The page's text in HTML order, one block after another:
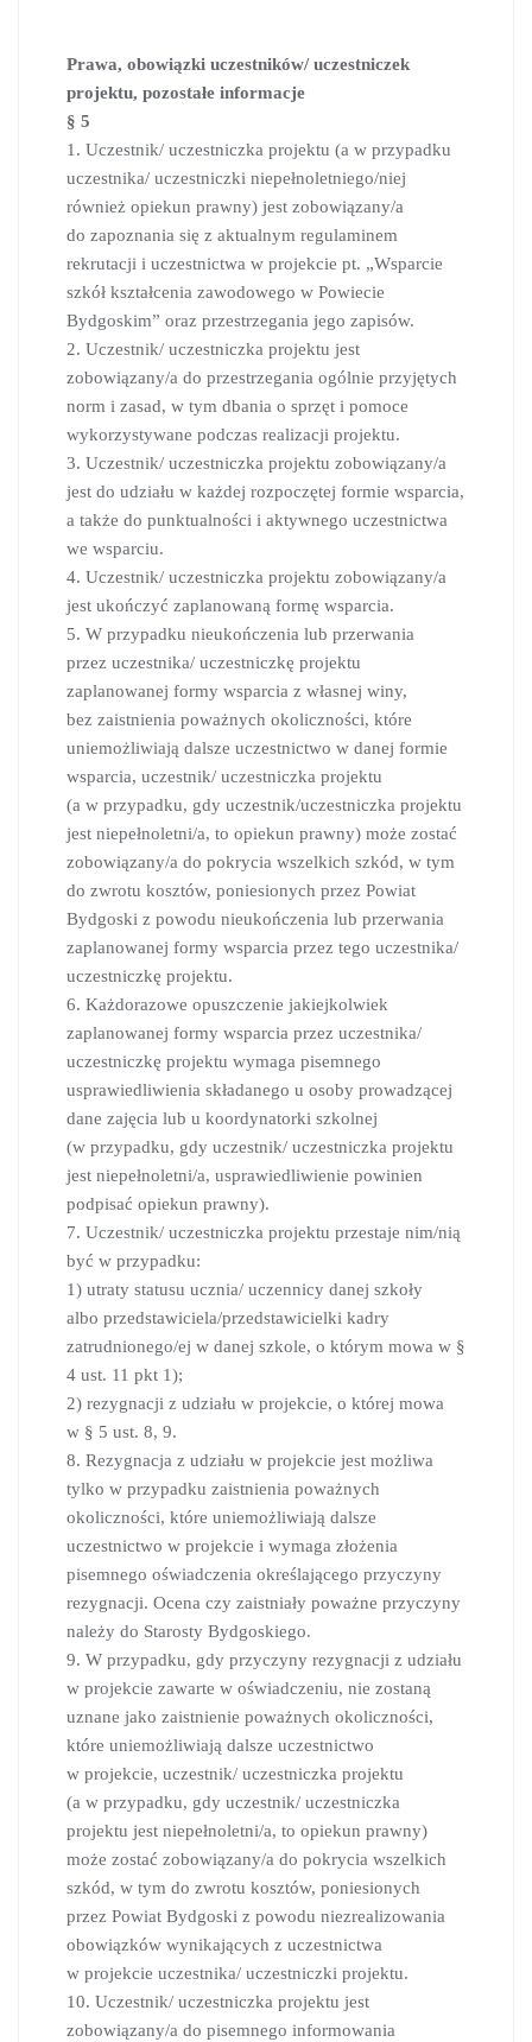
Prawa, obowiązki uczestników/ uczestniczek
projektu, pozostałe informacje
§ 5
1. Uczestnik/ uczestniczka projektu (a w przypadku
uczestnika/ uczestniczki niepełnoletniego/niej
również opiekun prawny) jest zobowiązany/a
do zapoznania się z aktualnym regulaminem
rekrutacji i uczestnictwa w projekcie pt. „Wsparcie
szkół kształcenia zawodowego w Powiecie
Bydgoskim” oraz przestrzegania jego zapisów.
2. Uczestnik/ uczestniczka projektu jest
zobowiązany/a do przestrzegania ogólnie przyjętych
norm i zasad, w tym dbania o sprzęt i pomoce
wykorzystywane podczas realizacji projektu.
3. Uczestnik/ uczestniczka projektu zobowiązany/a
jest do udziału w każdej rozpoczętej formie wsparcia,
a także do punktualności i aktywnego uczestnictwa
we wsparciu.
4. Uczestnik/ uczestniczka projektu zobowiązany/a
jest ukończyć zaplanowaną formę wsparcia.
5. W przypadku nieukończenia lub przerwania
przez uczestnika/ uczestniczkę projektu
zaplanowanej formy wsparcia z własnej winy,
bez zaistnienia poważnych okoliczności, które
uniemożliwiają dalsze uczestnictwo w danej formie
wsparcia, uczestnik/ uczestniczka projektu
(a w przypadku, gdy uczestnik/uczestniczka projektu
jest niepełnoletni/a, to opiekun prawny) może zostać
zobowiązany/a do pokrycia wszelkich szkód, w tym
do zwrotu kosztów, poniesionych przez Powiat
Bydgoski z powodu nieukończenia lub przerwania
zaplanowanej formy wsparcia przez tego uczestnika/
uczestniczkę projektu.
6. Każdorazowe opuszczenie jakiejkolwiek
zaplanowanej formy wsparcia przez uczestnika/
uczestniczkę projektu wymaga pisemnego
usprawiedliwienia składanego u osoby prowadzącej
dane zajęcia lub u koordynatorki szkolnej
(w przypadku, gdy uczestnik/ uczestniczka projektu
jest niepełnoletni/a, usprawiedliwienie powinien
podpisać opiekun prawny).
7. Uczestnik/ uczestniczka projektu przestaje nim/nią
być w przypadku:
1) utraty statusu ucznia/ uczennicy danej szkoły
albo przedstawiciela/przedstawicielki kadry
zatrudnionego/ej w danej szkole, o którym mowa w §
4 ust. 11 pkt 1);
2) rezygnacji z udziału w projekcie, o której mowa
w § 5 ust. 8, 9.
8. Rezygnacja z udziału w projekcie jest możliwa
tylko w przypadku zaistnienia poważnych
okoliczności, które uniemożliwiają dalsze
uczestnictwo w projekcie i wymaga złożenia
pisemnego oświadczenia określającego przyczyny
rezygnacji. Ocena czy zaistniały poważne przyczyny
należy do Starosty Bydgoskiego.
9. W przypadku, gdy przyczyny rezygnacji z udziału
w projekcie zawarte w oświadczeniu, nie zostaną
uznane jako zaistnienie poważnych okoliczności,
które uniemożliwiają dalsze uczestnictwo
w projekcie, uczestnik/ uczestniczka projektu
(a w przypadku, gdy uczestnik/ uczestniczka
projektu jest niepełnoletni/a, to opiekun prawny)
może zostać zobowiązany/a do pokrycia wszelkich
szkód, w tym do zwrotu kosztów, poniesionych
przez Powiat Bydgoski z powodu niezrealizowania
obowiązków wynikających z uczestnictwa
w projekcie uczestnika/ uczestniczki projektu.
10. Uczestnik/ uczestniczka projektu jest
zobowiązany/a do pisemnego informowania